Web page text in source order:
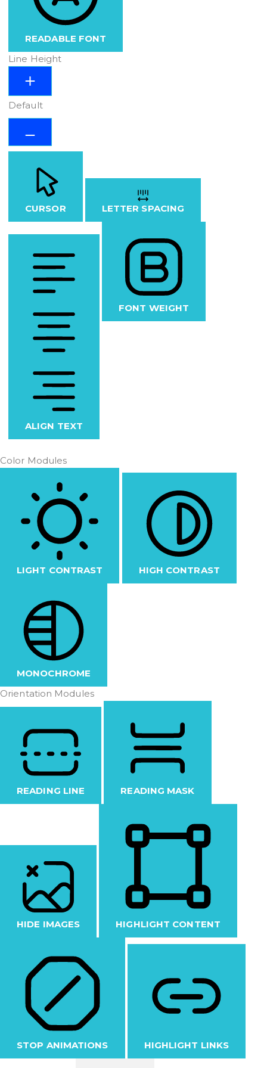
READABLE FONT
Line Height
Default
CURSOR LETTER SPACING
ALIGN TEXT
FONT WEIGHT
Color Modules
LIGHT CONTRAST HIGH CONTRAST
MONOCHROME
Orientation Modules
READING LINE READING MASK
HIDE IMAGES HIGHLIGHT CONTENT
STOP ANIMATIONS HIGHLIGHT LINKS